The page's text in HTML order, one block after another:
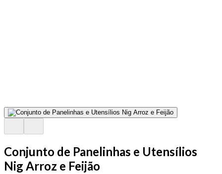
Conjunto de Panelinhas e Utensílios
Nig Arroz e Feijão